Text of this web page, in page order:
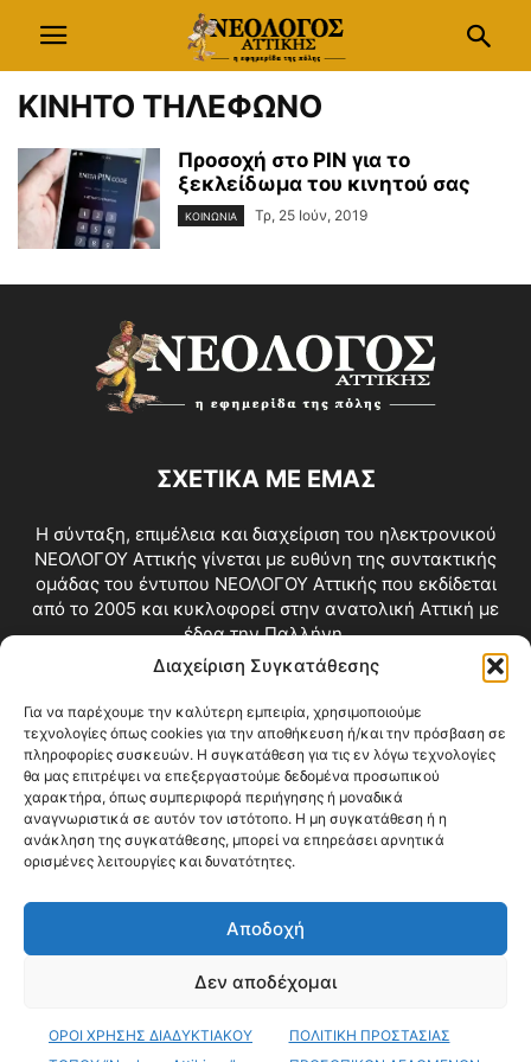
Διαχείριση Συγκατάθεσης
Για να παρέχουμε την καλύτερη εμπειρία, χρησιμοποιούμε
τεχνολογίες όπως cookies για την αποθήκευση ή/και την πρόσβαση σε
πληροφορίες συσκευών. Η συγκατάθεση για τις εν λόγω τεχνολογίες
θα μας επιτρέψει να επεξεργαστούμε δεδομένα προσωπικού
χαρακτήρα, όπως συμπεριφορά περιήγησης ή μοναδικά
αναγνωριστικά σε αυτόν τον ιστότοπο. Η μη συγκατάθεση ή η
ανάκληση της συγκατάθεσης, μπορεί να επηρεάσει αρνητικά
ορισμένες λειτουργίες και δυνατότητες.
Αποδοχή
Δεν αποδέχομαι
ΟΡΟΙ ΧΡΗΣΗΣ ΔΙΑΔΥΚΤΙΑΚΟΥ
ΠΟΛΙΤΙΚΗ ΠΡΟΣΤΑΣΙΑΣ
ΚΙΝΗΤΟ ΤΗΛΕΦΩΝΟ
Προσοχή στο PIN για το
ξεκλείδωμα του κινητού σας
ΚΟΙΝΩΝΙΑ Τρ, 25 Ιούν, 2019
ΣΧΕΤΙΚΑ ΜΕ ΕΜΑΣ
Η σύνταξη, επιμέλεια και διαχείριση του ηλεκτρονικού
ΝΕΟΛΟΓΟΥ Αττικής γίνεται με ευθύνη της συντακτικής
ομάδας του έντυπου ΝΕΟΛΟΓΟΥ Αττικής που εκδίδεται
από το 2005 και κυκλοφορεί στην ανατολική Αττική με
έδρα την Παλλήνη.
Επικοινωνία:info@neologosattikis.gr
ΑΚΟΛΟΥΘΗΣΕ ΜΑΣ
Videos Όροι Χρήσης
© Copyright 2026 ΝΕΟΛΟΓΟΣ ΑΤΤΙΚΗΣ • All Rights Reserved •